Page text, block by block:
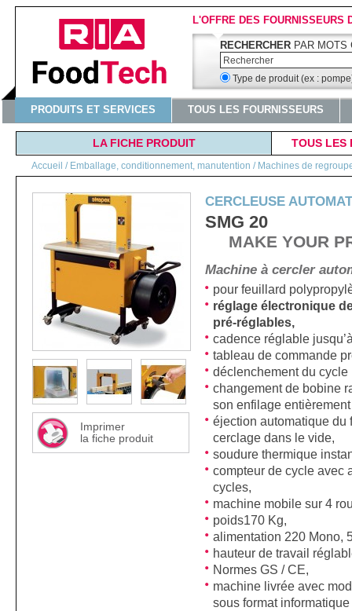
L'OFFRE DES FOURNISSEURS
RECHERCHER PAR MOTS
Type de produit (ex :
PRODUITS ET SERVICES TOUS LES FOURNISSEURS
LA FICHE PRODUIT TOUS LES
Accueil / Emballage, conditionnement, manutention / Machines de
Imprimer
la fiche produit
CERCLEUSE
SMG 20
MAKE YOUR
Machine à cercler
pour feuillard
réglage électronique
pré-réglables,
cadence réglable
tableau de commande
déclenchement du cycle
changement de bobine
son enfilage
éjection automatique du
cerclage dans le vide,
soudure thermique
compteur de cycle avec
cycles,
machine mobile sur 4
poids170 Kg,
alimentation 220 Mono,
hauteur de travail
Normes GS / CE,
machine livrée avec
sous format informatique